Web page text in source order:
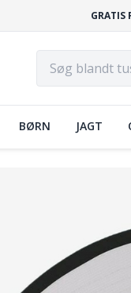
GRATIS
BØRN JAGT